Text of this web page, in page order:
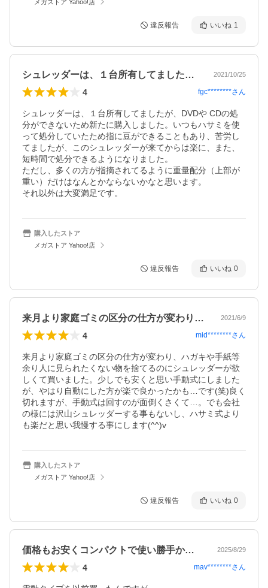
メガストア Yahoo!店
違反報告 いいね 1
シュレッダーは、１台所有してましたが、… 2021/10/25
4 fgc********さん
シュレッダーは、１台所有してましたが、DVDや CDの処
分ができないため新たに購入しました。いつもハサミを使
って処分していたため指に豆ができることもあり、苦労し
てましたが、このシュレッダーが来てからは楽に、また、
短時間で処分できるようになりました。
ただし、多くの方が指摘されてるように重量配分（上部が
重い）だけはなんとかならないかなと思います。
それ以外は大変満足です。
購入したストア
メガストア Yahoo!店
違反報告 いいね 0
来月より家庭ゴミの区分の仕方が変わり、… 2021/6/9
4 mid********さん
来月より家庭ゴミの区分の仕方が変わり、ハガキや手紙等
余り人に見られたくない物を捨てるのにシュレッダーが欲
しくて買いました。少しでも安くと思い手動式にしました
が、やはり自動にした方が楽で良かったかも…です(笑)良く
切れますが、手動式は回すのが面倒くさくて…。でも会社
の様には沢山シュレッダーする事もないし、ハサミ式より
も楽だと思い我慢する事にします(^^)v
購入したストア
メガストア Yahoo!店
違反報告 いいね 0
価格もお安くコンパクトで使い勝手か良い 2025/8/29
4 mav********さん